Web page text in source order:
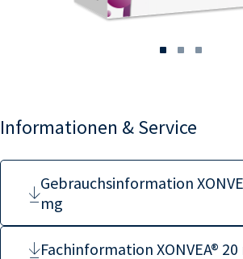
Informationen & Service
Gebrauchsinformation
mg
Fachinformation XONVEA®